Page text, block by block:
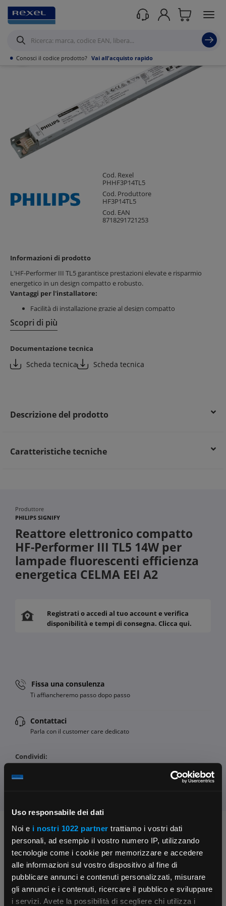
Uso responsabile dei dati
Noi e i nostri 1022 partner trattiamo i vostri dati
personali, ad esempio il vostro numero IP, utilizzando
tecnologie come i cookie per memorizzare e accedere
alle informazioni sul vostro dispositivo al fine di
pubblicare annunci e contenuti personalizzati, misurare
gli annunci e i contenuti, ricercare il pubblico e sviluppare
i servizi. Avete la possibilità di scegliere chi utilizza i
• Conosci il codice prodotto? Vai all'acquisto rapido
Prodotti /Illuminazione Accessoristica per l'illuminazione/Accessori per
lampade fluorescenti
Cod. Rexel
PHHF3P14TL5
Cod. Produttore
HF3P14TL5
Cod. EAN
8718291721253
Informazioni di prodotto
L'HF-Performer III TL5 garantisce prestazioni elevate e risparmio
energetico in un design compatto e robusto.
Vantaggi per l'installatore:
Facilità di installazione grazie al design compatto
Risparmio di tempo durante il montaggio
Conformità agli standard internazionali per sicurezza e
Vantaggi per il cliente finale:
Elevata efficienza energetica (CELMA EEI A2 BAT)
Scopri di più
Documentazione tecnica
Scheda tecnica Scheda tecnica
Descrizione del prodotto
Caratteristiche tecniche
Produttore
PHILIPS SIGNIFY
Reattore elettronico compatto
HF-Performer III TL5 14W per
lampade fluorescenti efficienza
energetica CELMA EEI A2
Registrati o accedi al tuo account e verifica
disponibilità e tempi di consegna. Clicca qui.
Fissa una consulenza
Ti affiancheremo passo dopo passo
Contattaci
Parla con il customer care dedicato
Condividi:
Chiedi ai nostri tecnici